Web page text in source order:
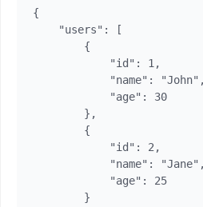
{
    "users": [
        {
            "id": 1,
            "name": "John",
            "age": 30
        },
        {
            "id": 2,
            "name": "Jane",
            "age": 25
        }